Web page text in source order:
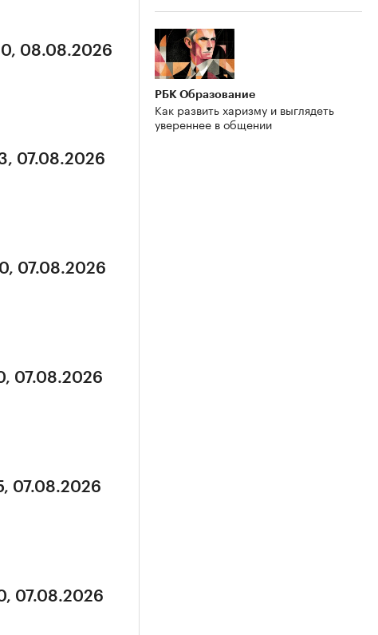
08.08.2026
07.08.2026
07.08.2026
07.08.2026
07.08.2026
07.08.2026
РБК Образование
Как развить харизму и выглядеть
увереннее в общении